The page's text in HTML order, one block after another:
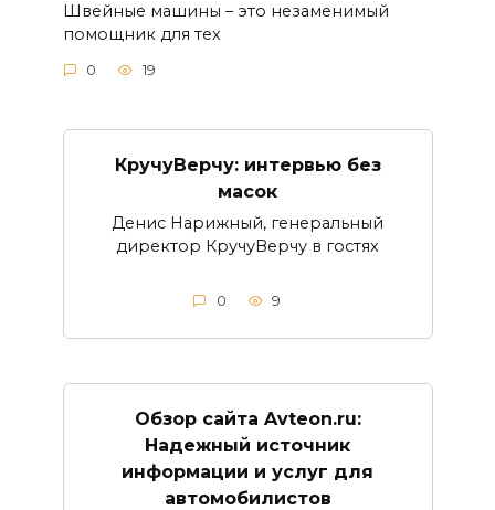
Швейные машины – это незаменимый
помощник для тех
0 19
КручуВерчу: интервью без
масок
Денис Нарижный, генеральный
директор КручуВерчу в гостях
0 9
Обзор сайта Avteon.ru:
Надежный источник
информации и услуг для
автомобилистов